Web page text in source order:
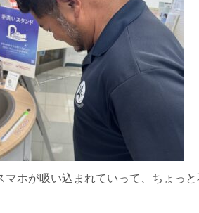
マホが吸い込まれていって、ちょっ